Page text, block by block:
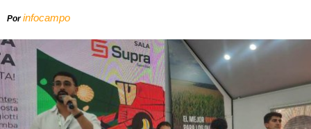
Porinfocampo